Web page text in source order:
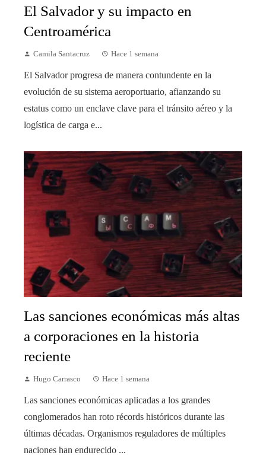
El Salvador y su impacto en
Centroamérica
Camila Santacruz Hace 1 semana
El Salvador progresa de manera contundente en la
evolución de su sistema aeroportuario, afianzando su
estatus como un enclave clave para el tránsito aéreo y la
logística de carga e...
Las sanciones económicas más altas
a corporaciones en la historia
reciente
Hugo Carrasco Hace 1 semana
Las sanciones económicas aplicadas a los grandes
conglomerados han roto récords históricos durante las
últimas décadas. Organismos reguladores de múltiples
naciones han endurecido ...